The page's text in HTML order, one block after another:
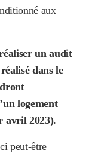
aux
un audit
dans le
logement
avril 2023).
peut-être